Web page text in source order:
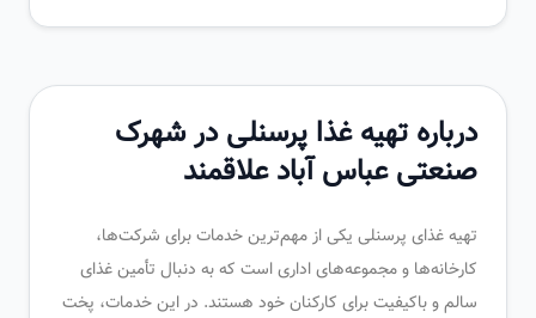
درباره تهیه غذا پرسنلی در شهرک
صنعتی عباس آباد علاقمند
تهیه غذای پرسنلی یکی از مهم‌ترین خدمات برای شرکت‌ها،
کارخانه‌ها و مجموعه‌های اداری است که به دنبال تأمین غذای
سالم و باکیفیت برای کارکنان خود هستند. در این خدمات، پخت